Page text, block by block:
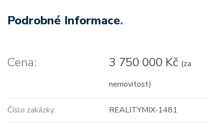
Podrobné Informace.
Cena: 3 750 000 Kč (za
nemovitost)
Číslo zakázky: REALITYMIX-1481